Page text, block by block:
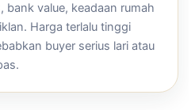
bank value, keadaan rumah
Harga terlalu tinggi
buyer serius lari atau